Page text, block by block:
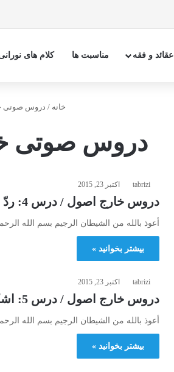
عقائد و فقه مناسبت ها کلام های
خانه / دروس صوتی
دروس صوتی
tabrizi اکتبر 23, 2015
دروس خارج اصول / درس 4: ردّ قول تمايز العلوم بالجامع بين المحمولات
أعوذ بالله من الشیطان الرجیم بسم الله
بیشتر بخوانید »
tabrizi اکتبر 23, 2015
دروس خارج اصول / درس 5: اشكال بر مرحوم آخوند ـ تعريف علم اصول
أعوذ بالله من الشیطان الرجیم بسم الله
بیشتر بخوانید »